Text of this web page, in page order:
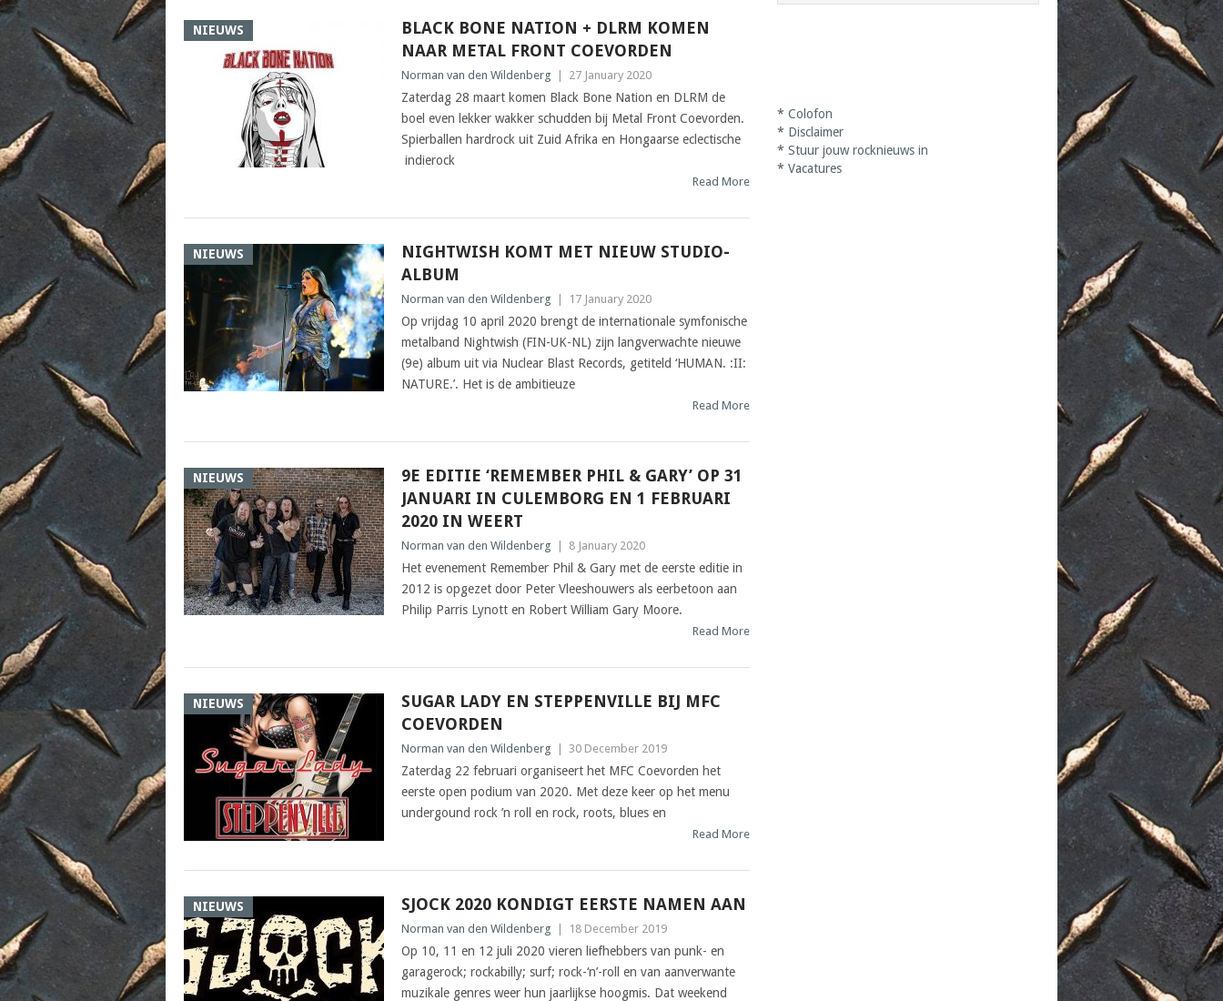
NIEUWS
BLACK BONE NATION + DLRM KOMEN
NAAR METAL FRONT COEVORDEN
Norman van den Wildenberg 27 January 2020
Zaterdag 28 maart komen Black Bone Nation en DLRM de
boel even lekker wakker schudden bij Metal Front Coevorden.
Spierballen hardrock uit Zuid Afrika en Hongaarse eclectische
indierock
Read More
NIEUWS
NIGHTWISH KOMT MET NIEUW STUDIO-
ALBUM
Norman van den Wildenberg 17 January 2020
Op vrijdag 10 april 2020 brengt de internationale symfonische
metalband Nightwish (FIN-UK-NL) zijn langverwachte nieuwe
(9e) album uit via Nuclear Blast Records, getiteld ‘HUMAN. :II:
NATURE.’. Het is de ambitieuze
Read More
NIEUWS
9E EDITIE ‘REMEMBER PHIL & GARY’ OP 31
JANUARI IN CULEMBORG EN 1 FEBRUARI
2020 IN WEERT
Norman van den Wildenberg 8 January 2020
Het evenement Remember Phil & Gary met de eerste editie in
2012 is opgezet door Peter Vleeshouwers als eerbetoon aan
Philip Parris Lynott en Robert William Gary Moore.
Read More
NIEUWS
SUGAR LADY EN STEPPENVILLE BIJ MFC
COEVORDEN
Norman van den Wildenberg 30 December 2019
Zaterdag 22 februari organiseert het MFC Coevorden het
eerste open podium van 2020. Met deze keer op het menu
undergound rock ’n roll en rock, roots, blues en
Read More
NIEUWS SJOCK 2020 KONDIGT EERSTE NAMEN AAN
Norman van den Wildenberg 18 December 2019
Op 10, 11 en 12 juli 2020 vieren liefhebbers van punk- en
garagerock; rockabilly; surf; rock-‘n’-roll en van aanverwante
muzikale genres weer hun jaarlijkse hoogmis. Dat weekend
*Colofon
* Disclaimer
*Stuur jouw rocknieuws in
*Vacatures